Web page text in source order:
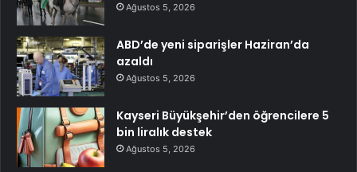
Ağustos 5, 2026
ABD’de yeni siparişler Haziran’da
azaldı
Ağustos 5, 2026
Kayseri Büyükşehir’den öğrencilere 5
bin liralık destek
Ağustos 5, 2026